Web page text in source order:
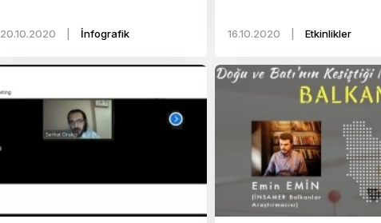
20.10.2020 İnfografik 16.10.2020 Etkinlikler